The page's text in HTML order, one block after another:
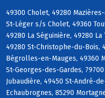
49300 Cholet, 49280
St-Léger s/s Cholet, 49360
49280 La Séguinière, 49280
49280 St-Christophe-du-Bois,
Bégrolles-en-Mauges, 49360
St-Georges-des-Gardes,
Jubaudière, 49450 St-André-
Echaubrognes, 85290